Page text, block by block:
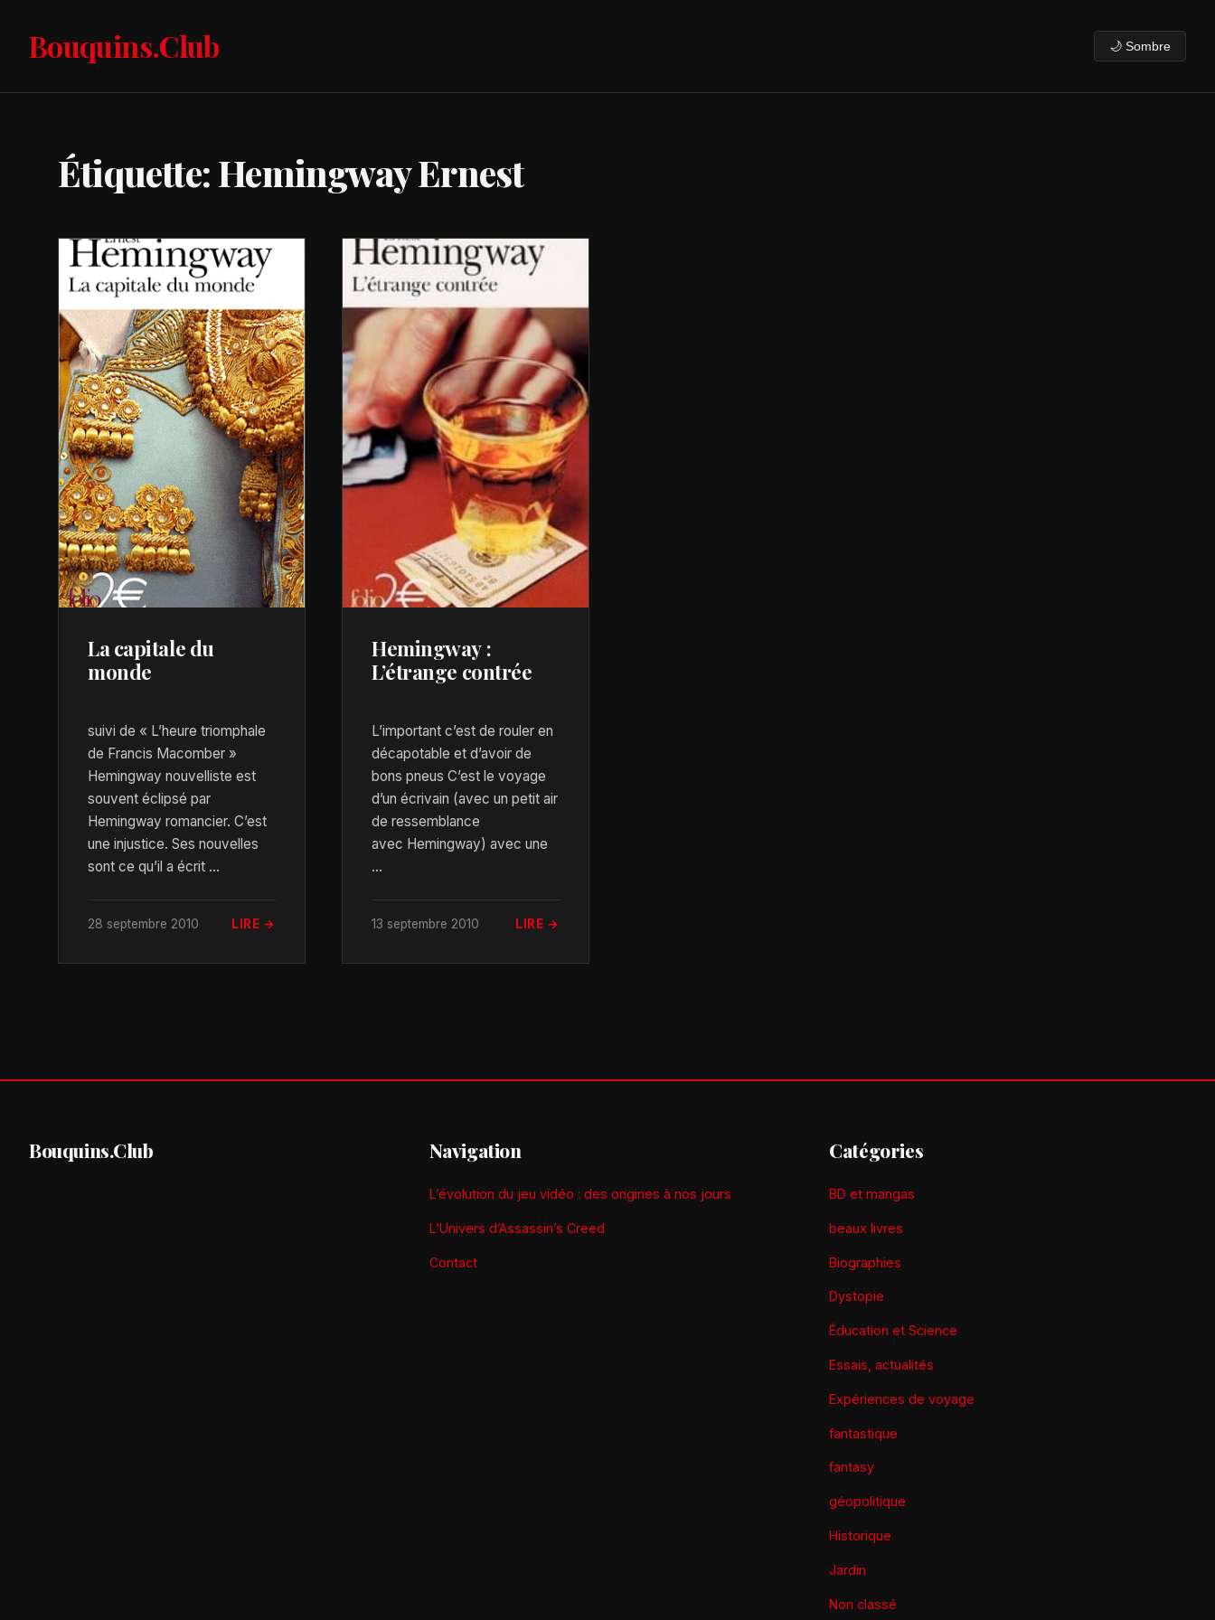
Bouquins.Club 🌙 Sombre
Étiquette: Hemingway Ernest
La capitale du
monde
suivi de « L’heure triomphale
de Francis Macomber »
Hemingway nouvelliste est
souvent éclipsé par
Hemingway romancier. C’est
une injustice. Ses nouvelles
sont ce qu’il a écrit ...
28 septembre 2010 LIRE →
Hemingway :
L’étrange contrée
L’important c’est de rouler en
décapotable et d’avoir de
bons pneus C’est le voyage
d’un écrivain (avec un petit air
de ressemblance
avec Hemingway) avec une
...
13 septembre 2010 LIRE →
Bouquins.Club Navigation
L’évolution du jeu vidéo : des origines à nos jours
L’Univers d’Assassin’s Creed
Contact
Catégories
BD et mangas
beaux livres
Biographies
Dystopie
Éducation et Science
Essais, actualités
Expériences de voyage
fantastique
fantasy
géopolitique
Historique
Jardin
Non classé